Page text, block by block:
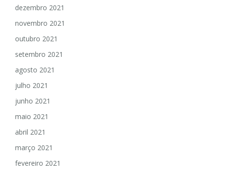
dezembro 2021
novembro 2021
outubro 2021
setembro 2021
agosto 2021
julho 2021
junho 2021
maio 2021
abril 2021
março 2021
fevereiro 2021